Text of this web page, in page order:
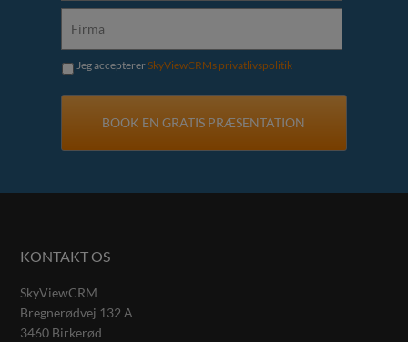
Jeg acceptererSkyViewCRMs privatlivspolitik
KONTAKT OS
SkyViewCRM
Bregnerødvej 132 A
3460 Birkerød